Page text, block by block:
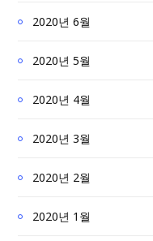
2020년 6월
2020년 5월
2020년 4월
2020년 3월
2020년 2월
2020년 1월